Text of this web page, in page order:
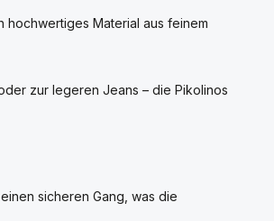
hochwertiges Material aus feinem
zur legeren Jeans – die Pikolinos
sicheren Gang, was die